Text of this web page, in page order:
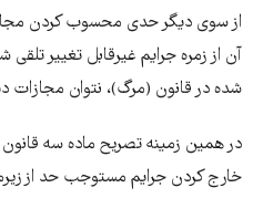
از سوی دیگر حدی محسوب کردن
آن از زمره جرایم غیرقابل تغییر
شده در قانون (مرگ)، نتوان مجازات
خارج کردن جرایم مستوجب حد از